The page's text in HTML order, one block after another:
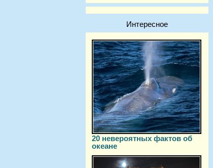
Интересное
20 невероятных фактов об
океане